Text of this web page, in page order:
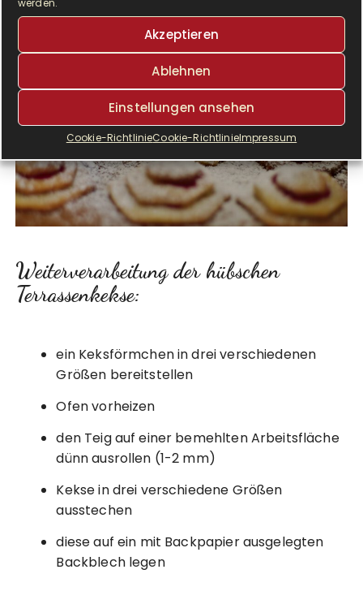
werden.
Akzeptieren
Ablehnen
Einstellungen ansehen
Cookie-RichtlinieCookie-RichtlinieImpressum
Weiterverarbeitung der hübschen
Terrassenkekse:
ein Keksförmchen in drei verschiedenen
Größen bereitstellen
Ofen vorheizen
den Teig auf einer bemehlten Arbeitsfläche
dünn ausrollen (1-2 mm)
Kekse in drei verschiedene Größen
ausstechen
diese auf ein mit Backpapier ausgelegten
Backblech legen